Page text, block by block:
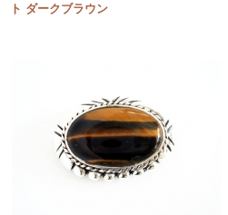
ト ダークブラウン